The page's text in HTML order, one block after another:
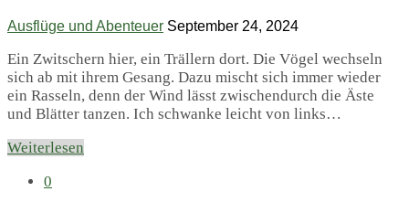
Ausflüge und Abenteuer September 24, 2024
Ein Zwitschern hier, ein Trällern dort. Die Vögel wechseln
sich ab mit ihrem Gesang. Dazu mischt sich immer wieder
ein Rasseln, denn der Wind lässt zwischendurch die Äste
und Blätter tanzen. Ich schwanke leicht von links…
Weiterlesen
0